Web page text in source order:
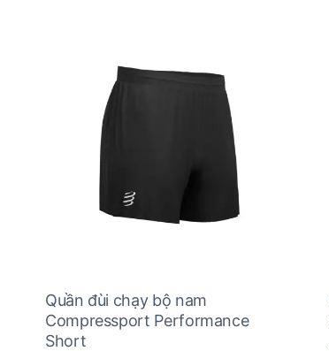
Quần đùi chạy bộ nam
Compressport Performance
Short